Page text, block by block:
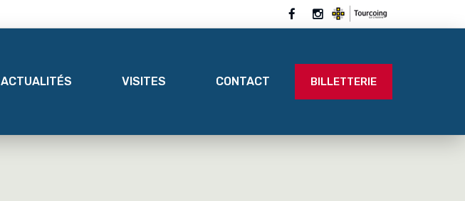
ACTUALITÉS VISITES CONTACT BILLETTERIE